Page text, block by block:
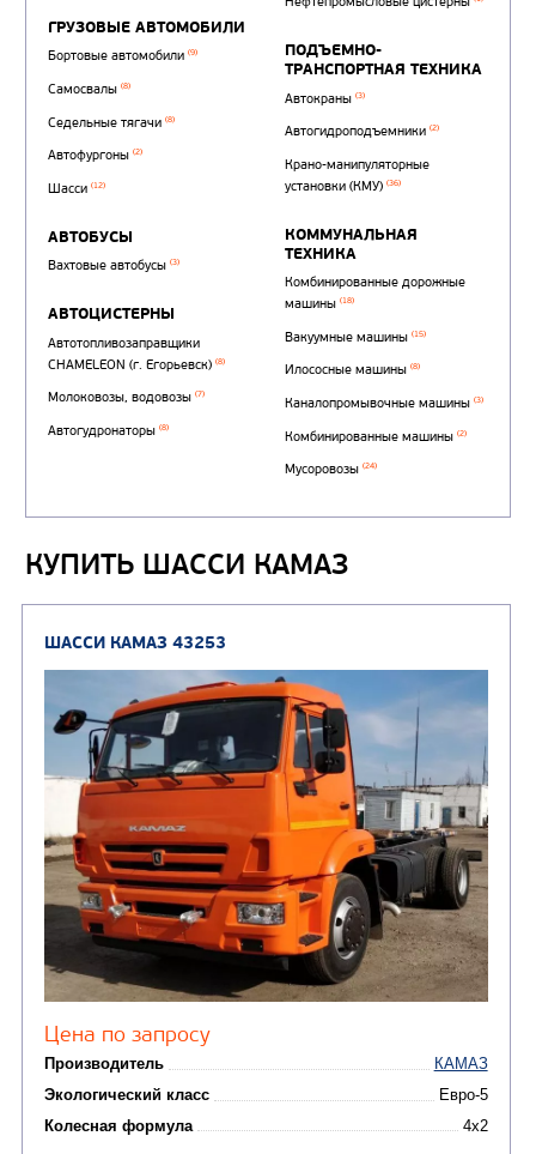
ГРУЗОВЫЕ АВТОМОБИЛИ
Бортовые автомобили
Самосвалы
Седельные тягачи
Автофургоны(2)
Шасси(12)
АВТОБУСЫ
Вахтовые автобусы
АВТОЦИСТЕРНЫ
CHAMELEON (г. Егорьевск)(8)
аэродромные
(4)
ПОДЪЕМНО-
ТРАНСПОРТНАЯ
Автокраны
Крано-
установки (КМУ)
КОММУНАЛЬНАЯ
ТЕХНИКА
Комбинированные
Вакуумные машины
КУПИТЬ ШАССИ КАМАЗ